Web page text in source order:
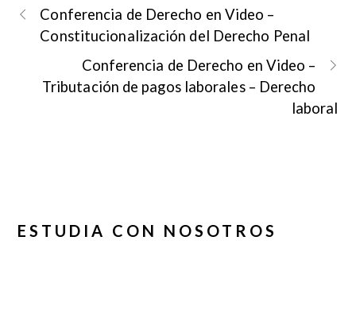
Conferencia de Derecho en Video –
Constitucionalización del Derecho Penal
Conferencia de Derecho en Video –
Tributación de pagos laborales – Derecho
laboral
ESTUDIA CON NOSOTROS